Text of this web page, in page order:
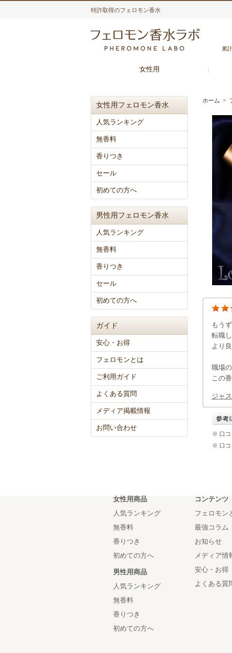
特許取得のフェロモン香水
累
女性用
ホーム >
もう
転職
より
職場
この
ジャ
※ 口コ
※ 口コ
女性用フェロモン香水
人気ランキング
無香料
香りつき
セール
初めての方へ
男性用フェロモン香水
人気ランキング
無香料
香りつき
セール
初めての方へ
ガイド
安心・お得
フェロモンとは
ご利用ガイド
よくある質問
メディア掲載情報
お問い合わせ
女性用商品
人気ランキング
無香料
香りつき
初めての方へ
男性用商品
人気ランキング
無香料
香りつき
初めての方へ
コンテンツ
フェロモン
最強コラム
お知らせ
メディア情
安心・お得
よくある質